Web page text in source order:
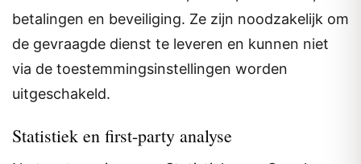
betalingen en beveiliging. Ze zijn noodzakelijk om
de gevraagde dienst te leveren en kunnen niet
via de toestemmingsinstellingen worden
uitgeschakeld.
Statistiek en first-party analyse